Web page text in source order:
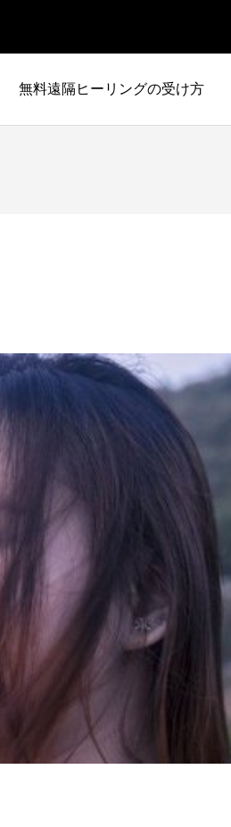
無料遠隔ヒーリングの受け方